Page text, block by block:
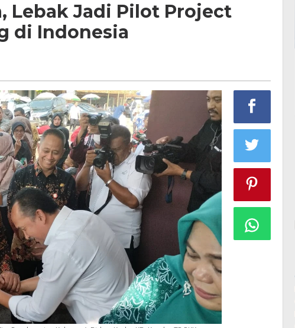
Lebak Jadi Pilot Project
di Indonesia